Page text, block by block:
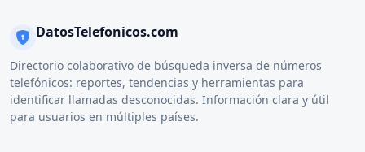
DatosTelefonicos.com
Directorio colaborativo de búsqueda inversa de números
telefónicos: reportes, tendencias y herramientas para
identificar llamadas desconocidas. Información clara y útil
para usuarios en múltiples países.